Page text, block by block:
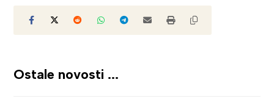
Ostale novosti ...